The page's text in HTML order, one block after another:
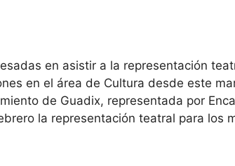
en asistir a la representación
en el área de Cultura desde
de Guadix, representada por
la representación teatral para los